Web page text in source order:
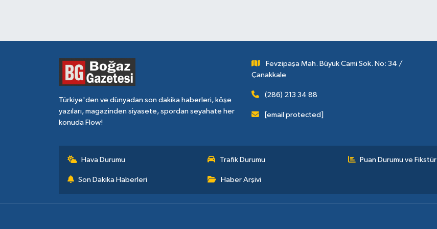
Türkiye'den ve dünyadan son dakika haberleri, köşe
yazıları, magazinden siyasete, spordan seyahate her
konuda Flow!
Fevzipaşa Mah. Büyük Cami Sok. No: 34 /
Çanakkale
(286) 213 34 88
[email protected]
Hava Durumu Trafik Durumu Puan Durumu ve Fikstür
Son Dakika Haberleri Haber Arşivi